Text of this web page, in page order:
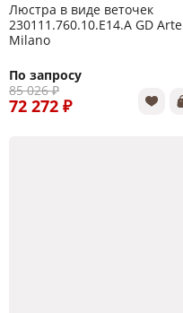
Люстра в виде веточек
230111.760.10.E14.A GD Arte
Milano
По запросу
85 026 ₽
72 272 ₽